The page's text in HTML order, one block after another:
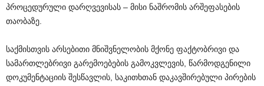
პროცედურული დარღვევისას – მისი ნაშრომის არშეფასების
თაობაზე.
საქმისთვის არსებითი მნიშვნელობის მქონე ფაქტობრივი და
სამართლებრივი გარემოებების გამოკვლევის, წარმოდგენილი
დოკუმენტაციის შესწავლის, საკითხთან დაკავშირებული პირების